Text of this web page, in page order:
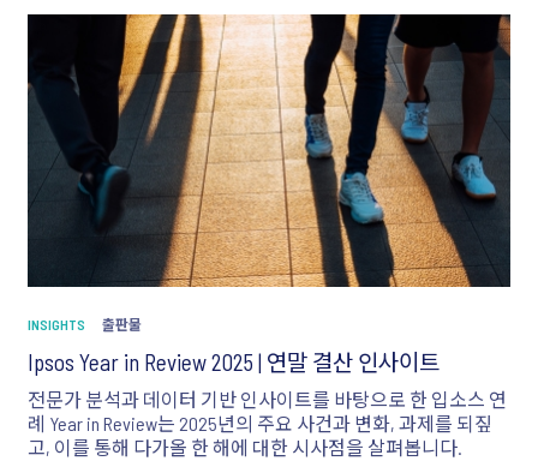
INSIGHTS 출판물
Ipsos Year in Review 2025 | 연말 결산 인사이트
전문가 분석과 데이터 기반 인사이트를 바탕으로 한 입소스 연
례 Year in Review는 2025년의 주요 사건과 변화, 과제를 되짚
고, 이를 통해 다가올 한 해에 대한 시사점을 살펴봅니다.